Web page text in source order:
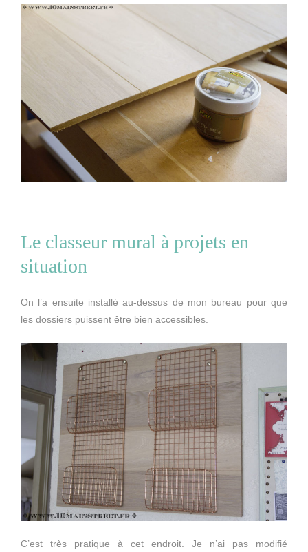
Le classeur mural à projets en
situation
On l’a ensuite installé au-dessus de mon bureau pour que
les dossiers puissent être bien accessibles.
C’est très pratique à cet endroit. Je n’ai pas modifié